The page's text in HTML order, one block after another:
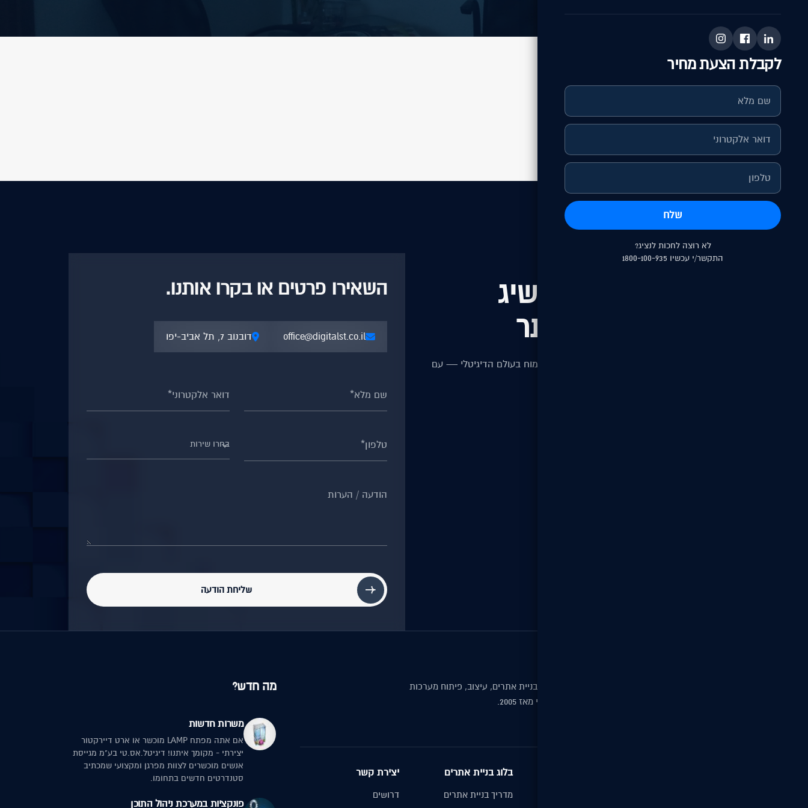
לקבלת הצעת מחיר
שלח
לא רוצה לחכות לנציג?
התקשר/י עכשיו 1800-100-935
// לקבלת הצעת מחיר
בואו נדבר כדי להשיג
תוצאות טובות יותר
המשימה שלנו היא לאפשר לעסקים מכל הגדלים לצמוח בעולם הדיגיטלי — עם
השאירו פרטים או בקרו אותנו.
office@digitalst.co.il דובנוב 7, תל אביב-יפו
בחרו שירות
שליחת הודעה
DigitalST — בניית אתרים, עיצוב, פיתוח מערכות
וקידום דיגיטלי מאז 2005.
בלוג בניית אתרים
מדריך בניית אתרים
יצירת קשר
דרושים
מה חדש?
משרות חדשות
אם אתה מפתח LAMP מוכשר או ארט דיירקטור
יצירתי - מקומך איתנו! דיגיטל.אס.טי בע"מ מגייסת
אנשים מוכשרים לצוות מפרגן ומקצועי שמכתיב
סטנדרטים חדשים בתחומו.
פונקציות במערכת ניהול התוכן